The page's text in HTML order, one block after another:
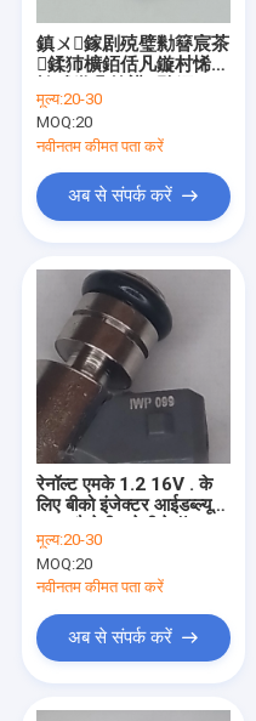
鎮ㄨ鎵剧殑璧勬簮宸茶
鍒犻櫎銆佸凡鏇村悕鎴
मूल्य:20-30
MOQ:20
नवीनतम कीमत पता करें
अब से संपर्क करें
रेनॉल्ट एमके 1.2 16V . के
लिए बीको इंजेक्टर आईडब्ल्यूपी
ईंधन इंजेक्टर
मूल्य:20-30
MOQ:20
नवीनतम कीमत पता करें
अब से संपर्क करें